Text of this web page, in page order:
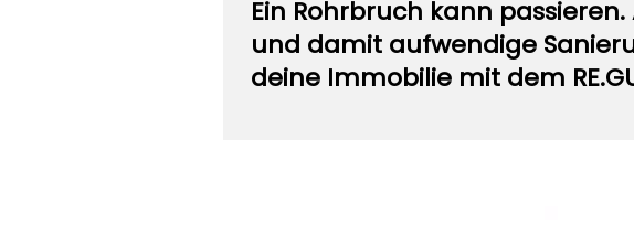
Ein Rohrbruch kann
und damit aufwendige
deine Immobilie mit dem